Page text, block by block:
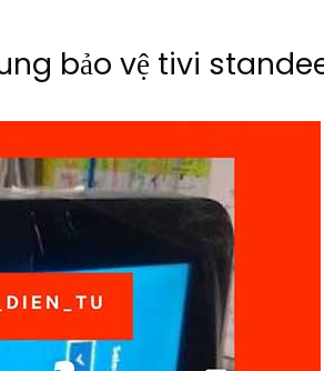
bảo vệ tivi